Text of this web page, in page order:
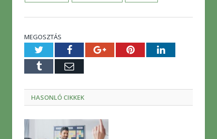
MEGOSZTÁS
TwitterFacebookGoogle+PinterestLinkedIn
Tumblr E-
HASONLÓ CIKKEK